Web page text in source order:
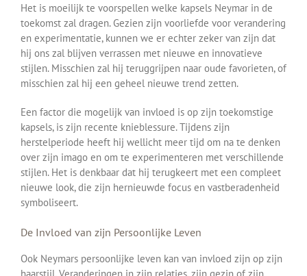
Het is moeilijk te voorspellen welke kapsels Neymar in de
toekomst zal dragen. Gezien zijn voorliefde voor verandering
en experimentatie, kunnen we er echter zeker van zijn dat
hij ons zal blijven verrassen met nieuwe en innovatieve
stijlen. Misschien zal hij teruggrijpen naar oude favorieten, of
misschien zal hij een geheel nieuwe trend zetten.
Een factor die mogelijk van invloed is op zijn toekomstige
kapsels, is zijn recente knieblessure. Tijdens zijn
herstelperiode heeft hij wellicht meer tijd om na te denken
over zijn imago en om te experimenteren met verschillende
stijlen. Het is denkbaar dat hij terugkeert met een compleet
nieuwe look, die zijn hernieuwde focus en vastberadenheid
symboliseert.
De Invloed van zijn Persoonlijke Leven
Ook Neymars persoonlijke leven kan van invloed zijn op zijn